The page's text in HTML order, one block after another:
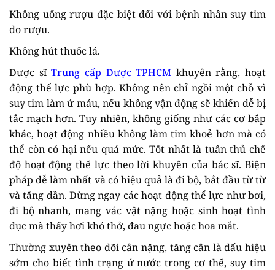
Không uống rượu đặc biệt đối với bệnh nhân suy tim
do rượu.
Không hút thuốc lá.
Dược sĩTrung cấp Dược TPHCM khuyên rằng, hoạt
động thể lực phù hợp. Không nên chỉ ngồi một chỗ vì
suy tim làm ứ máu, nếu không vận động sẽ khiến dễ bị
tắc mạch hơn. Tuy nhiên, không giống như các cơ bắp
khác, hoạt động nhiều không làm tim khoẻ hơn mà có
thể còn có hại nếu quá mức. Tốt nhất là tuân thủ chế
độ hoạt động thể lực theo lời khuyên của bác sĩ. Biện
pháp dễ làm nhất và có hiệu quả là đi bộ, bắt đầu từ từ
và tăng dần. Dừng ngay các hoạt động thể lực như bơi,
đi bộ nhanh, mang vác vật nặng hoặc sinh hoạt tình
dục mà thấy hơi khó thở, đau ngực hoặc hoa mắt.
Thường xuyên theo dõi cân nặng, tăng cân là dấu hiệu
sớm cho biết tình trạng ứ nước trong cơ thể, suy tim